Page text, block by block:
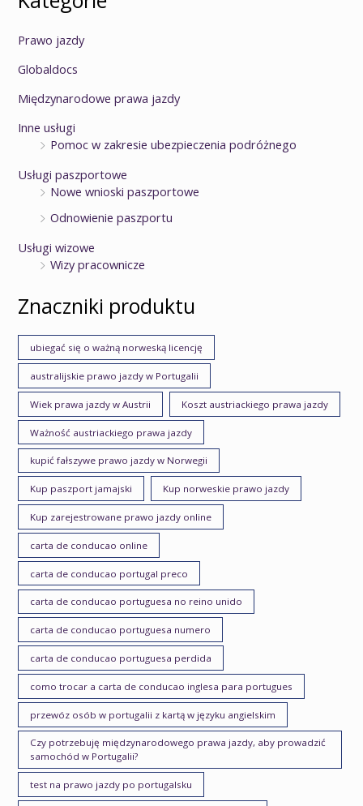
Prawo jazdy
Globaldocs
Międzynarodowe prawa jazdy
Inne usługi
Pomoc w zakresie ubezpieczenia podróżnego
Usługi paszportowe
Nowe wnioski paszportowe
Odnowienie paszportu
Usługi wizowe
Wizy pracownicze
Znaczniki produktu
ubiegać się o ważną norweską licencję
australijskie prawo jazdy w Portugalii
Wiek prawa jazdy w Austrii Koszt austriackiego prawa jazdy
Ważność austriackiego prawa jazdy
kupić fałszywe prawo jazdy w Norwegii
Kup paszport jamajski Kup norweskie prawo jazdy
Kup zarejestrowane prawo jazdy online
carta de conducao online
carta de conducao portugal preco
carta de conducao portuguesa no reino unido
carta de conducao portuguesa numero
carta de conducao portuguesa perdida
como trocar a carta de conducao inglesa para portugues
przewóz osób w portugalii z kartą w języku angielskim
Czy potrzebuję międzynarodowego prawa jazdy, aby prowadzić
samochód w Portugalii?
test na prawo jazdy po portugalsku